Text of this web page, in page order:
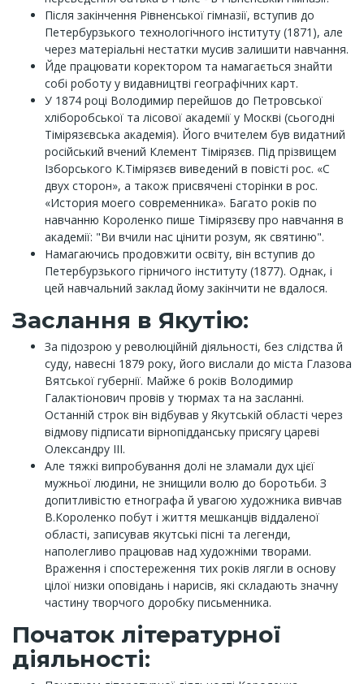
Після закінчення Рівненської гімназії, вступив до
Петербурзького технологічного інституту (1871), але
через матеріальні нестатки мусив залишити навчання.
Йде працювати коректором та намагається знайти
собі роботу у видавництві географічних карт.
У 1874 році Володимир перейшов до Петровської
хліборобської та лісової академії у Москві (сьогодні
Тімірязєвська академія). Його вчителем був видатний
російський вчений Клемент Тімірязєв. Під прізвищем
Ізборського К.Тімірязєв виведений в повісті рос. «С
двух сторон», а також присвячені сторінки в рос.
«История моего современника». Багато років по
навчанню Короленко пише Тімірязєву про навчання в
академії: "Ви вчили нас цінити розум, як святиню".
Намагаючись продовжити освіту, він вступив до
Петербурзького гірничого інституту (1877). Однак, і
цей навчальний заклад йому закінчити не вдалося.
Заслання в Якутію:
За підозрою у революційній діяльності, без слідства й
суду, навесні 1879 року, його вислали до міста Глазова
Вятської губернії. Майже 6 років Володимир
Галактіонович провів у тюрмах та на засланні.
Останній строк він відбував у Якутській області через
відмову підписати вірнопідданську присягу цареві
Олександру III.
Але тяжкі випробування долі не зламали дух цієї
мужньої людини, не знищили волю до боротьби. З
допитливістю етнографа й увагою художника вивчав
В.Короленко побут і життя мешканців віддаленої
області, записував якутські пісні та легенди,
наполегливо працював над художніми творами.
Враження і спостереження тих років лягли в основу
цілої низки оповідань і нарисів, які складають значну
частину творчого доробку письменника.
Початок літературної
діяльності: